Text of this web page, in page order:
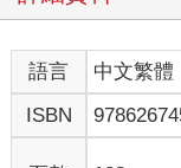
語言 中文繁體
ISBN